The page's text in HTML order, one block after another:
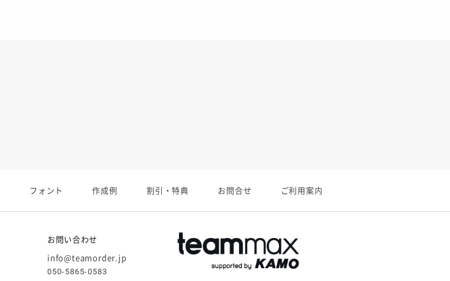
フォント 作成例 割引・特典 お問合せ ご利用案内
お問い合わせ
info@teamorder.jp
050-5865-0583